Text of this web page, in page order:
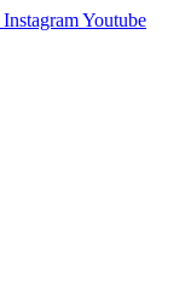
InstagramYoutube